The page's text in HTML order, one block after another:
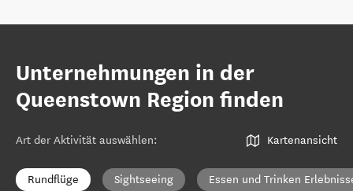
Unternehmungen in der
Queenstown Region finden
Art der Aktivität auswählen: Kartenansicht
Rundflüge Sightseeing Essen und Trinken